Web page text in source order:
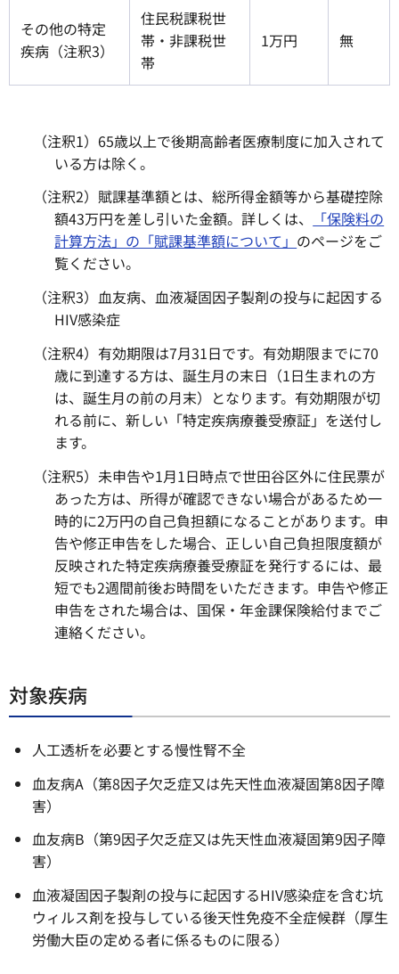
その他の特定
疾病（注釈3）
住民税課税世
帯・非課税世
帯
1万円 無
（注釈1）65歳以上で後期高齢者医療制度に加入されて
いる方は除く。
（注釈2）賦課基準額とは、総所得金額等から基礎控除
額43万円を差し引いた金額。詳しくは、
「保険料の
計算方法」の「賦課基準額について」 のページをご
覧ください。
（注釈3）血友病、血液凝固因子製剤の投与に起因する
HIV感染症
（注釈4）有効期限は7月31日です。有効期限までに70
歳に到達する方は、誕生月の末日（1日生まれの方
は、誕生月の前の月末）となります。有効期限が切
れる前に、新しい「特定疾病療養受療証」を送付し
ます。
（注釈5）未申告や1月1日時点で世田谷区外に住民票が
あった方は、所得が確認できない場合があるため一
時的に2万円の自己負担額になることがあります。申
告や修正申告をした場合、正しい自己負担限度額が
反映された特定疾病療養受療証を発行するには、最
短でも2週間前後お時間をいただきます。申告や修正
申告をされた場合は、国保・年金課保険給付までご
連絡ください。
対象疾病
人工透析を必要とする慢性腎不全
血友病A（第8因子欠乏症又は先天性血液凝固第8因子障
害）
血友病B（第9因子欠乏症又は先天性血液凝固第9因子障
害）
血液凝固因子製剤の投与に起因するHIV感染症を含む坑
ウィルス剤を投与している後天性免疫不全症候群（厚生
労働大臣の定める者に係るものに限る）